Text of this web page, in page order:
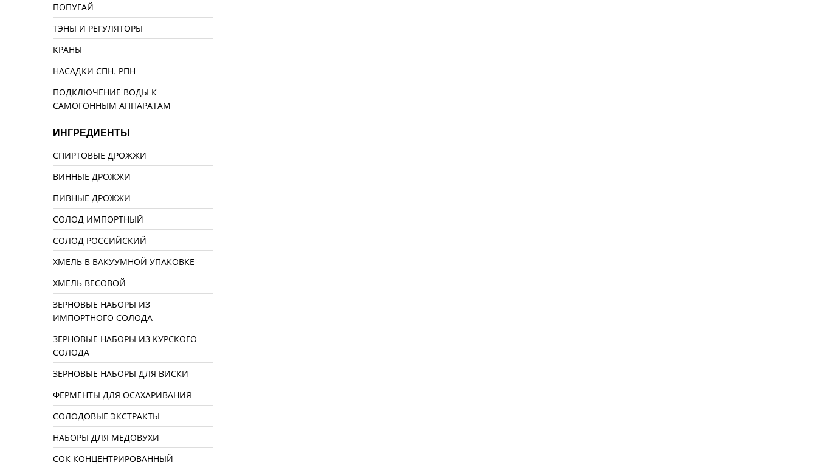
ПОПУГАЙ
ТЭНЫ И РЕГУЛЯТОРЫ
КРАНЫ
НАСАДКИ СПН, РПН
ПОДКЛЮЧЕНИЕ ВОДЫ К
САМОГОННЫМ АППАРАТАМ
ИНГРЕДИЕНТЫ
СПИРТОВЫЕ ДРОЖЖИ
ВИННЫЕ ДРОЖЖИ
ПИВНЫЕ ДРОЖЖИ
СОЛОД ИМПОРТНЫЙ
СОЛОД РОССИЙСКИЙ
ХМЕЛЬ В ВАКУУМНОЙ УПАКОВКЕ
ХМЕЛЬ ВЕСОВОЙ
ЗЕРНОВЫЕ НАБОРЫ ИЗ
ИМПОРТНОГО СОЛОДА
ЗЕРНОВЫЕ НАБОРЫ ИЗ КУРСКОГО
СОЛОДА
ЗЕРНОВЫЕ НАБОРЫ ДЛЯ ВИСКИ
ФЕРМЕНТЫ ДЛЯ ОСАХАРИВАНИЯ
СОЛОДОВЫЕ ЭКСТРАКТЫ
НАБОРЫ ДЛЯ МЕДОВУХИ
СОК КОНЦЕНТРИРОВАННЫЙ